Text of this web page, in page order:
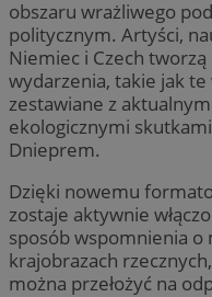
obszaru wrażliwego
politycznym. Artyści,
Niemiec i Czech
wydarzenia, takie jak te
zestawiane z
ekologicznymi
Dnieprem.
Dzięki nowemu
zostaje aktywnie
sposób wspomnienia o
krajobrazach
można przełożyć na